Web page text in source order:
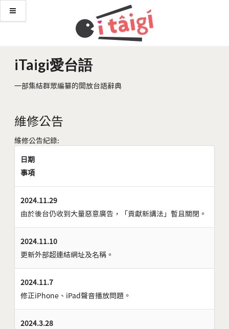
iTaigi愛台語
一部集結群眾編纂的開放台語辭典
維修公告
維修公告紀錄:
日期
事項
2024.11.29
由於後台仍收到大量惡意廣告，「貢獻新講法」暫且關閉。
2024.11.10
更新外部超連結網址及名稱。
2024.11.7
修正iPhone、iPad聲音播放問題。
2024.3.28